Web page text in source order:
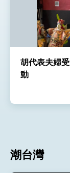
胡代表夫婦
動
潮台灣